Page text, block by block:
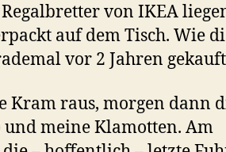
von IKEA
auf dem Tisch. Wie
vor 2 Jahren
Kram raus, morgen dann
und meine Klamotten. Am